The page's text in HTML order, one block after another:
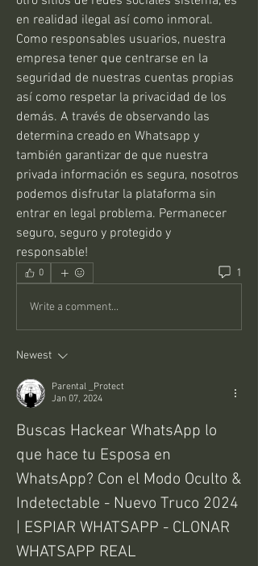
en realidad ilegal así como inmoral.
Como responsables usuarios, nuestra
empresa tener que centrarse en la
seguridad de nuestras cuentas propias
así como respetar la privacidad de los
demás. A través de observando las
determina creado en Whatsapp y
también garantizar de que nuestra
privada información es segura, nosotros
podemos disfrutar la plataforma sin
entrar en legal problema. Permanecer
seguro, seguro y protegido y
responsable!
0 1
Write a comment...
Newest
Parental _Protect
Jan 07, 2024
Buscas Hackear WhatsApp lo
que hace tu Esposa en
WhatsApp? Con el Modo Oculto &
Indetectable - Nuevo Truco 2024
| ESPIAR WHATSAPP - CLONAR
WHATSAPP REAL